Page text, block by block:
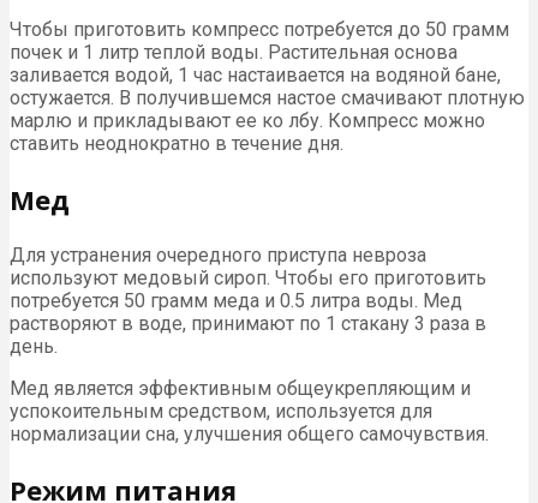
Чтобы приготовить компресс потребуется до 50 грамм
почек и 1 литр теплой воды. Растительная основа
заливается водой, 1 час настаивается на водяной бане,
остужается. В получившемся настое смачивают плотную
марлю и прикладывают ее ко лбу. Компресс можно
ставить неоднократно в течение дня.
Мед
Для устранения очередного приступа невроза
используют медовый сироп. Чтобы его приготовить
потребуется 50 грамм меда и 0.5 литра воды. Мед
растворяют в воде, принимают по 1 стакану 3 раза в
день.
Мед является эффективным общеукрепляющим и
успокоительным средством, используется для
нормализации сна, улучшения общего самочувствия.
Режим питания